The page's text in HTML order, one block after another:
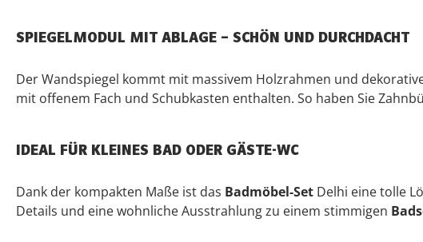
SPIEGELMODUL MIT ABLAGE – SCHÖN UND DURCHDACHT
Der Wandspiegel kommt mit massivem Holzrahmen und
mit offenem Fach und Schubkasten enthalten. So haben Sie
IDEAL FÜR KLEINES BAD ODER GÄSTE-WC
Dank der kompakten Maße ist das Badmöbel-Set Delhi eine tolle
Details und eine wohnliche Ausstrahlung zu einem stimmigen